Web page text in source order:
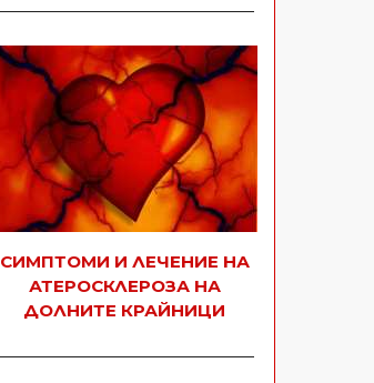
СИМПТОМИ И ЛЕЧЕНИЕ НА
АТЕРОСКЛЕРОЗА НА
ДОЛНИТЕ КРАЙНИЦИ